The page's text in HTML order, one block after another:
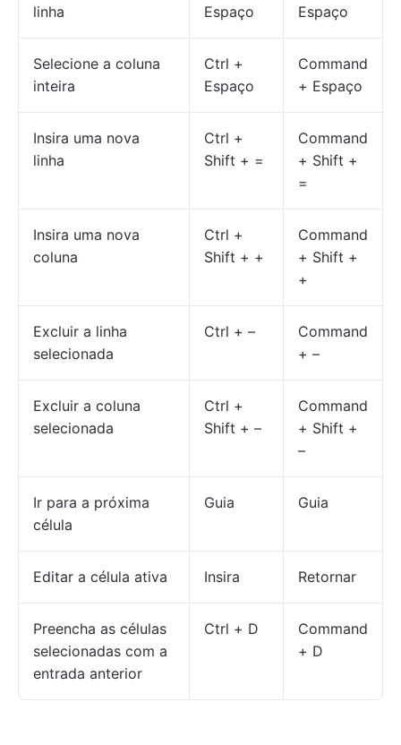
linha
Espaço
Espaço
Selecione a coluna
inteira
Ctrl +
Espaço
Command
+ Espaço
Insira uma nova
linha
Ctrl +
Shift + =
Command
+ Shift +
=
Insira uma nova
coluna
Ctrl +
Shift + +
Command
+ Shift +
+
Excluir a linha
selecionada
Ctrl + –
Command
+ –
Excluir a coluna
selecionada
Ctrl +
Shift + –
Command
+ Shift +
–
Ir para a próxima
célula
Guia Guia
Editar a célula ativa Insira Retornar
Preencha as células
selecionadas com a
entrada anterior
Ctrl + D
Command
+ D